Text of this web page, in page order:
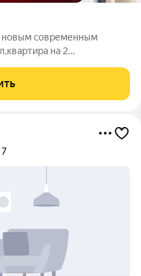
новым современным
на 2
потолки,люстры
двери,плотный
7